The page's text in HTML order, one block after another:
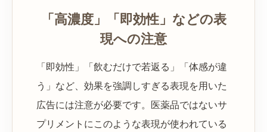
「高濃度」「即効性」などの表
現への注意
「即効性」「飲むだけで若返る」「体感が違
う」など、効果を強調しすぎる表現を用いた
広告には注意が必要です。医薬品ではないサ
プリメントにこのような表現が使われている